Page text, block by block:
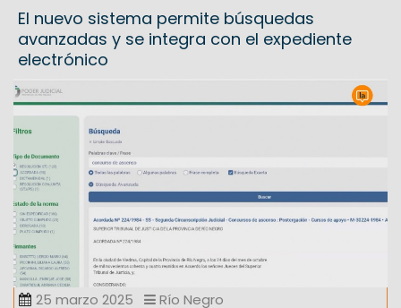
El nuevo sistema permite búsquedas
avanzadas y se integra con el expediente
electrónico
25 marzo 2025 Río Negro